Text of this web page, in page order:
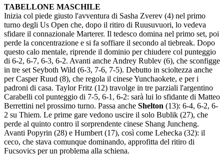
TABELLONE MASCHILE
Inizia col piede giusto l'avventura di Sasha Zverev (4) nel primo
turno degli Us Open che, dopo il ritiro di Ruusuvuori, lo vedeva
sfidare il connazionale Marterer. Il tedesco domina nel primo set, poi
perde la concentrazione e si fa soffiare il secondo al tiebreak. Dopo
questo calo mentale, riprende il dominio per chiudere col punteggio
di 6-2, 6-7, 6-3, 6-2. Avanti anche Andrey Rublev (6), che sconfigge
in tre set Seyboth Wild (6-3, 7-6, 7-5). Debutto in scioltezza anche
per Casper Ruud (8), che regola il cinese Yunchaokete, e per i
padroni di casa. Taylor Fritz (12) travolge in tre parziali l'argentino
Carabelli col punteggio di 7-5, 6-1, 6-2: sarà lui lo sfidante di Matteo
Berrettini nel prossimo turno. Passa anche Shelton (13): 6-4, 6-2, 6-
2 su Thiem. Le prime gare vedono uscire il solo Bublik (27), che
perde al quinto contro il sorprendente cinese Shang Juncheng.
Avanti Popyrin (28) e Humbert (17), così come Lehecka (32): il
ceco, che stava comunque dominando, approfitta del ritiro di
Fucsovics per un problema alla schiena.